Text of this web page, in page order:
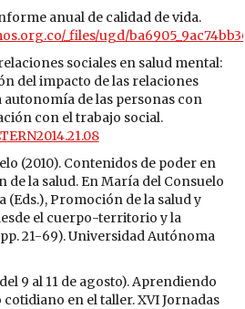
anual de calidad de vida.
_files/ugd/
sociales en salud mental:
del impacto de las relaciones
autonomía de las personas con
con el trabajo social.
(2010). Contenidos de poder en
la salud. En María del Consuelo
(Eds.), Promoción de la salud y
el cuerpo-territorio y la
21-69). Universidad Autónoma
9 al 11 de agosto). Aprendiendo
en el taller. XVI Jornadas